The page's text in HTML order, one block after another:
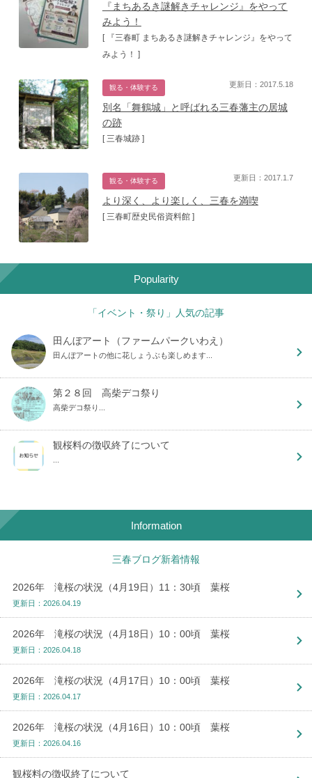
『まちあるき謎解きチャレンジ』をやって
みよう！
[ 『三春町 まちあるき謎解きチャレンジ』をやって
みよう！ ]
観る・体験する
別名「舞鶴城」と呼ばれる三春藩主の居城
の跡
[ 三春城跡 ]
更新日：2017.5.18
観る・体験する
より深く、より楽しく、三春を満喫
[ 三春町歴史民俗資料館 ]
更新日：2017.1.7
Popularity
「イベント・祭り」人気の記事
田んぼアート（ファームパークいわえ）
田んぼアートの他に花しょうぶも楽しめます...
第２８回 高柴デコ祭り
高柴デコ祭り...
観桜料の徴収終了について
...
Information
三春ブログ新着情報
2026年 滝桜の状況（4月19日）11：30頃 葉桜
更新日：2026.04.19
2026年 滝桜の状況（4月18日）10：00頃 葉桜
更新日：2026.04.18
2026年 滝桜の状況（4月17日）10：00頃 葉桜
更新日：2026.04.17
2026年 滝桜の状況（4月16日）10：00頃 葉桜
更新日：2026.04.16
観桜料の徴収終了について